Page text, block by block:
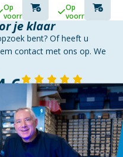
Op
voorraad
Op
voorraad
je klaar
bent? Of heeft u
contact met ons op. We
143 reviews